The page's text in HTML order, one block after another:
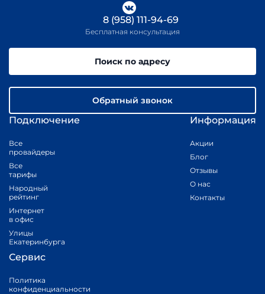
Подключение
Все
провайдеры
Все
тарифы
Народный
рейтинг
Интернет
в офис
Улицы
Екатеринбурга
Информация
Акции
Блог
Отзывы
О нас
Контакты
Сервис
Политика
конфиденциальности
8 (958) 111-94-69
Бесплатная консультация
Поиск по адресу
Обратный звонок